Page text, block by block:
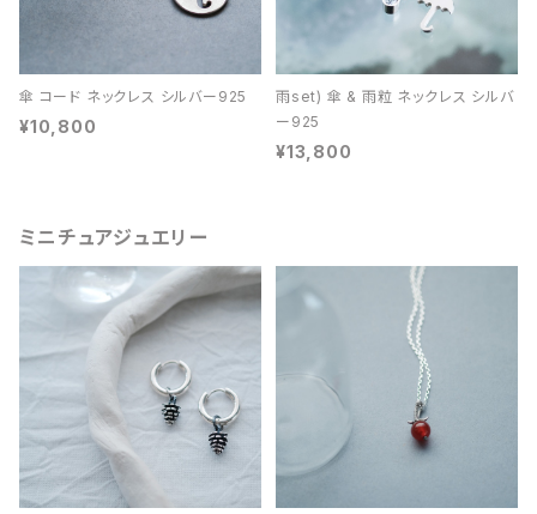
傘 コード ネックレス シルバー925
¥10,800
雨set) 傘 & 雨粒 ネックレス シルバ
ー925
¥13,800
ミニチュアジュエリー